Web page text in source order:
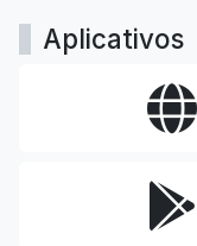
Aplicativos